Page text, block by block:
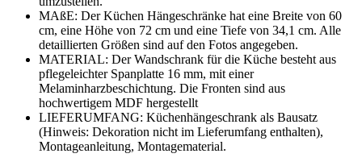
MAßE: Der Küchen Hängeschränke hat eine Breite von 60
cm, eine Höhe von 72 cm und eine Tiefe von 34,1 cm. Alle
detaillierten Größen sind auf den Fotos angegeben.
MATERIAL: Der Wandschrank für die Küche besteht aus
pflegeleichter Spanplatte 16 mm, mit einer
Melaminharzbeschichtung. Die Fronten sind aus
hochwertigem MDF hergestellt
LIEFERUMFANG: Küchenhängeschrank als Bausatz
(Hinweis: Dekoration nicht im Lieferumfang enthalten),
Montageanleitung, Montagematerial.